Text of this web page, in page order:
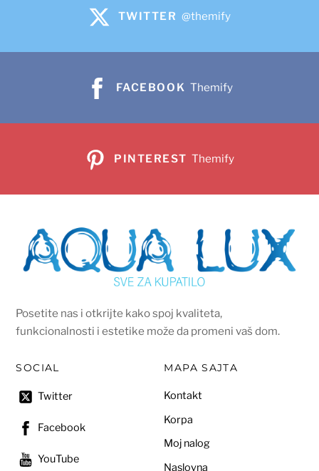
TWITTER @themify
FACEBOOK Themify
PINTEREST Themify
Posetite nas i otkrijte kako spoj kvaliteta,
funkcionalnosti i estetike može da promeni vaš dom.
SOCIAL
Twitter
Facebook
YouTube
MAPA SAJTA
Kontakt
Korpa
Moj nalog
Naslovna